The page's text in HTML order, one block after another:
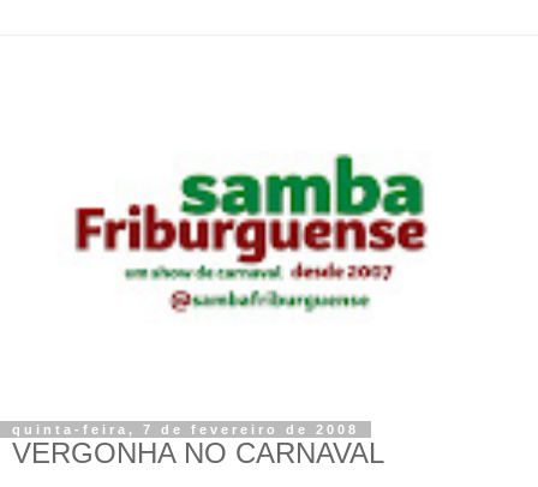
quinta-feira, 7 de fevereiro de 2008
VERGONHA NO CARNAVAL